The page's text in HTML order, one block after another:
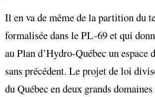
Il en va de même de la partition du
formalisée dans le PL-69 et qui
au Plan d’Hydro-Québec un espace
sans précédent. Le projet de loi
du Québec en deux grands